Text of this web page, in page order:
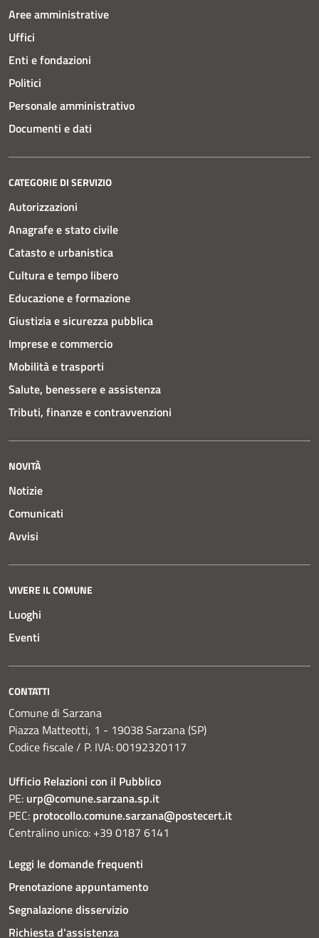
Aree amministrative
Uffici
Enti e fondazioni
Politici
Personale amministrativo
Documenti e dati
CATEGORIE DI SERVIZIO
Autorizzazioni
Anagrafe e stato civile
Catasto e urbanistica
Cultura e tempo libero
Educazione e formazione
Giustizia e sicurezza pubblica
Imprese e commercio
Mobilità e trasporti
Salute, benessere e assistenza
Tributi, finanze e contravvenzioni
NOVITÀ
Notizie
Comunicati
Avvisi
VIVERE IL COMUNE
Luoghi
Eventi
CONTATTI
Comune di Sarzana
Piazza Matteotti, 1 - 19038 Sarzana (SP)
Codice fiscale / P. IVA: 00192320117
Ufficio Relazioni con il Pubblico
PE: urp@comune.sarzana.sp.it
PEC: protocollo.comune.sarzana@postecert.it
Centralino unico: +39 0187 6141
Leggi le domande frequenti
Prenotazione appuntamento
Segnalazione disservizio
Richiesta d'assistenza